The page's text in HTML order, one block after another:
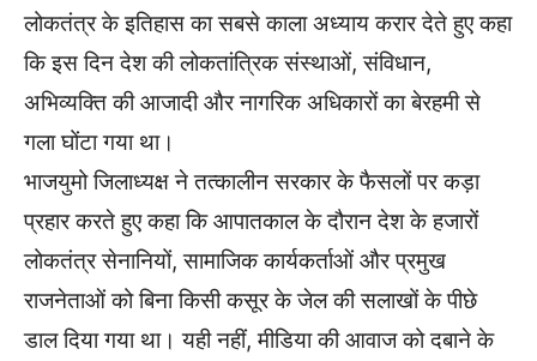
लोकतंत्र के इतिहास का सबसे काला अध्याय करार देते हुए कहा
कि इस दिन देश की लोकतांत्रिक संस्थाओं, संविधान,
अभिव्यक्ति की आजादी और नागरिक अधिकारों का बेरहमी से
गला घोंटा गया था।
भाजयुमो जिलाध्यक्ष ने तत्कालीन सरकार के फैसलों पर कड़ा
प्रहार करते हुए कहा कि आपातकाल के दौरान देश के हजारों
लोकतंत्र सेनानियों, सामाजिक कार्यकर्ताओं और प्रमुख
राजनेताओं को बिना किसी कसूर के जेल की सलाखों के पीछे
डाल दिया गया था। यही नहीं, मीडिया की आवाज को दबाने के